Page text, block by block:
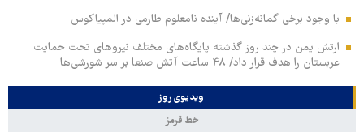
با وجود برخی گمانه‌زنی‌ها/ آینده نامعلوم طارمی در المپیاکوس
ارتش یمن در چند روز گذشته پایگاه‌های مختلف نیروهای تحت حمایت
عربستان را هدف قرار داد/ ۴۸ ساعت آتش صنعا بر سر شورشی‌ها
ویدیوی روز
خط قرمز